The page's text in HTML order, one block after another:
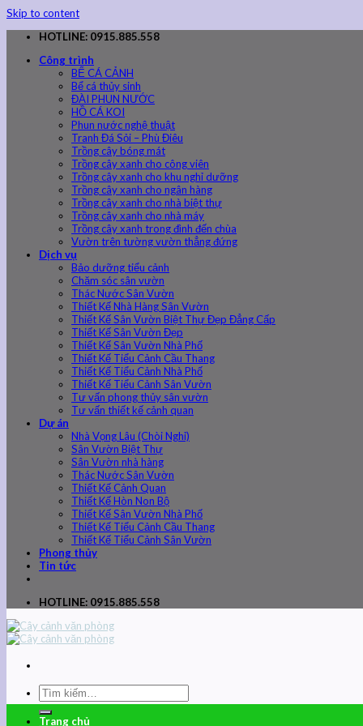
Skip to content
HOTLINE: 0915.885.558
Công trình
BỂ CÁ CẢNH
Bể cá thủy sinh
ĐÀI PHUN NƯỚC
HỒ CÁ KOI
Phun nước nghệ thuật
Tranh Đá Sỏi – Phù Điêu
Trồng cây bóng mát
Trồng cây xanh cho công viên
Trồng cây xanh cho khu nghỉ dưỡng
Trồng cây xanh cho ngân hàng
Trồng cây xanh cho nhà biệt thự
Trồng cây xanh cho nhà máy
Trồng cây xanh trong đình đến chùa
Vườn trên tường vườn thẳng đứng
Dịch vụ
Bảo dưỡng tiểu cảnh
Chăm sóc sân vườn
Thác Nước Sân Vườn
Thiết Kế Nhà Hàng Sân Vườn
Thiết Kế Sân Vườn Biệt Thự Đẹp Đẳng Cấp
Thiết Kế Sân Vườn Đẹp
Thiết Kế Sân Vườn Nhà Phố
Thiết Kế Tiểu Cảnh Cầu Thang
Thiết Kế Tiểu Cảnh Nhà Phố
Thiết Kế Tiểu Cảnh Sân Vườn
Tư vấn phong thủy sân vườn
Tư vấn thiết kế cảnh quan
Dự án
Nhà Vọng Lâu (Chòi Nghỉ)
Sân Vườn Biệt Thự
Sân Vườn nhà hàng
Thác Nước Sân Vườn
Thiết Kế Cảnh Quan
Thiết Kế Hòn Non Bộ
Thiết Kế Sân Vườn Nhà Phố
Thiết Kế Tiểu Cảnh Cầu Thang
Thiết Kế Tiểu Cảnh Sân Vườn
Phong thủy
Tin tức
HOTLINE: 0915.885.558
Trang chủ